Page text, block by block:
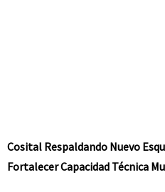
Cosital Respaldando Nuevo
Fortalecer Capacidad Técnica